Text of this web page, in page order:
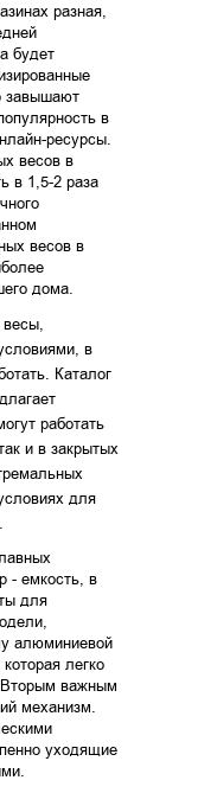
разная,
будет
завышают
в
ресурсы.
весов в
в 1,5-2 раза
весов в
дома.
в
Каталог
работать
и в закрытых
для
- емкость, в
для
алюминиевой
легко
Вторым важным
механизм.
уходящие